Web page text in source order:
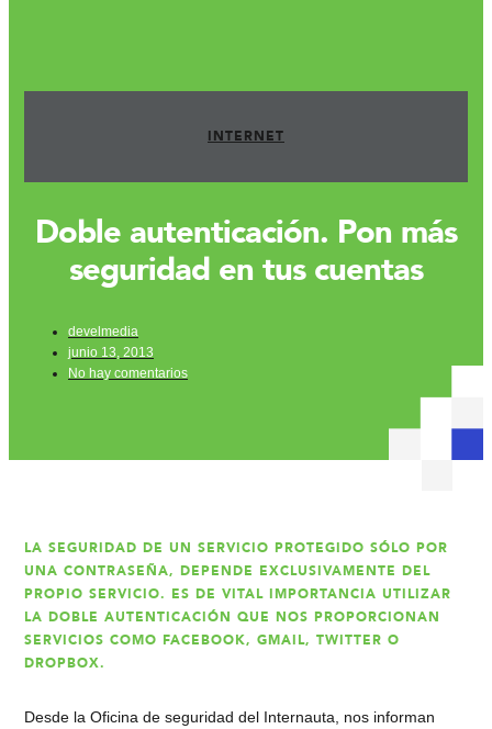
INTERNET
Doble autenticación. Pon más
seguridad en tus cuentas
develmedia
junio 13, 2013
No hay comentarios
LA SEGURIDAD DE UN SERVICIO PROTEGIDO SÓLO POR
UNA CONTRASEÑA, DEPENDE EXCLUSIVAMENTE DEL
PROPIO SERVICIO. ES DE VITAL IMPORTANCIA UTILIZAR
LA DOBLE AUTENTICACIÓN QUE NOS PROPORCIONAN
SERVICIOS COMO FACEBOOK, GMAIL, TWITTER O
DROPBOX.
Desde la Oficina de seguridad del Internauta, nos informan